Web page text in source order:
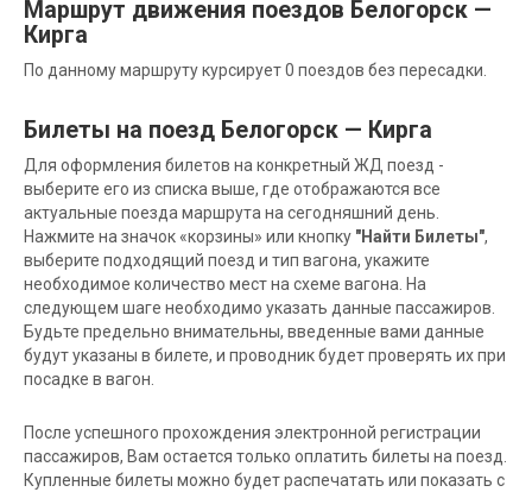
Маршрут движения поездов Белогорск —
Кирга
По данному маршруту курсирует 0 поездов без пересадки.
Билеты на поезд Белогорск — Кирга
Для оформления билетов на конкретный ЖД поезд -
выберите его из списка выше, где отображаются все
актуальные поезда маршрута на сегодняшний день.
Нажмите на значок «корзины» или кнопку "Найти Билеты",
выберите подходящий поезд и тип вагона, укажите
необходимое количество мест на схеме вагона. На
следующем шаге необходимо указать данные пассажиров.
Будьте предельно внимательны, введенные вами данные
будут указаны в билете, и проводник будет проверять их при
посадке в вагон.
После успешного прохождения электронной регистрации
пассажиров, Вам остается только оплатить билеты на поезд.
Купленные билеты можно будет распечатать или показать с